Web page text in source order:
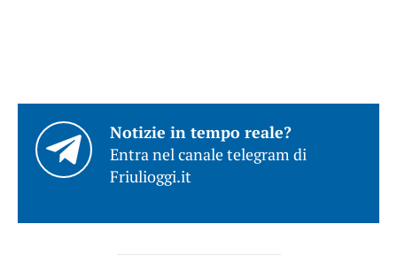
Notizie in tempo reale?
Entra nel canale telegram di
Friulioggi.it